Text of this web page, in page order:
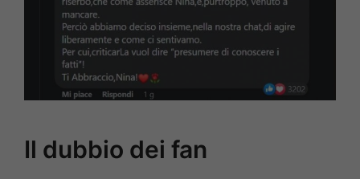
Il dubbio dei fan